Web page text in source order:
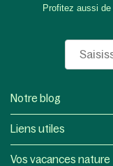
Profitez aussi de
Notre blog
Liens utiles
Vos vacances nature